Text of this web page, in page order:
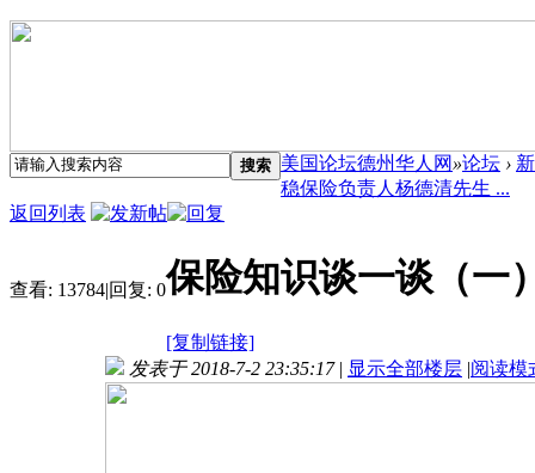
搜索 美国论坛德州华人网 »论坛 ›
稳保险负责人杨德清先生 ...
返回列表
查看: 13784|回复: 0保险知识谈一谈（一
[复制链接]
发表于 2018-7-2 23:35:17 | 显示全部楼层 |阅读模